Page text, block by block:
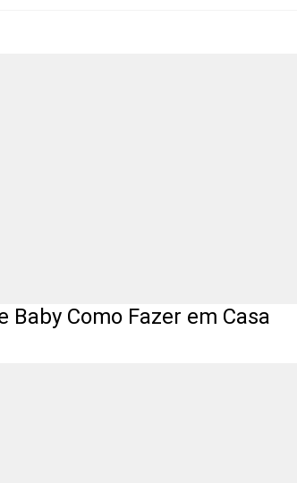
Baby Como Fazer em Casa